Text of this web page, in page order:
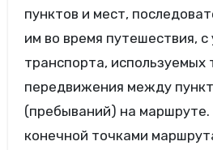
пунктов и мест,
им во время путешествия,
транспорта, используемых
передвижения между
(пребываний) на маршруте.
конечной точками